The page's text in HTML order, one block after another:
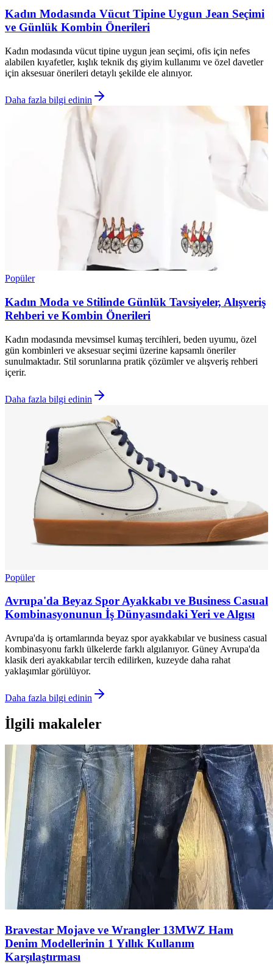
Kadın Modasında Vücut Tipine Uygun Jean Seçimi
ve Günlük Kombin Önerileri
Kadın modasında vücut tipine uygun jean seçimi, ofis için nefes
alabilen kıyafetler, kışlık teknik dış giyim kullanımı ve özel davetler
için aksesuar önerileri detaylı şekilde ele alınıyor.
Daha fazla bilgi edinin
Popüler
Kadın Moda ve Stilinde Günlük Tavsiyeler, Alışveriş
Rehberi ve Kombin Önerileri
Kadın modasında mevsimsel kumaş tercihleri, beden uyumu, özel
gün kombinleri ve aksesuar seçimi üzerine kapsamlı öneriler
sunulmaktadır. Stil sorunlarına pratik çözümler ve alışveriş rehberi
içerir.
Daha fazla bilgi edinin
Popüler
Avrupa'da Beyaz Spor Ayakkabı ve Business Casual
Kombinasyonunun İş Dünyasındaki Yeri ve Algısı
Avrupa'da iş ortamlarında beyaz spor ayakkabılar ve business casual
kombinasyonu farklı ülkelerde farklı algılanıyor. Güney Avrupa'da
klasik deri ayakkabılar tercih edilirken, kuzeyde daha rahat
yaklaşımlar görülüyor.
Daha fazla bilgi edinin
İlgili makaleler
Bravestar Mojave ve Wrangler 13MWZ Ham
Denim Modellerinin 1 Yıllık Kullanım
Karşılaştırması